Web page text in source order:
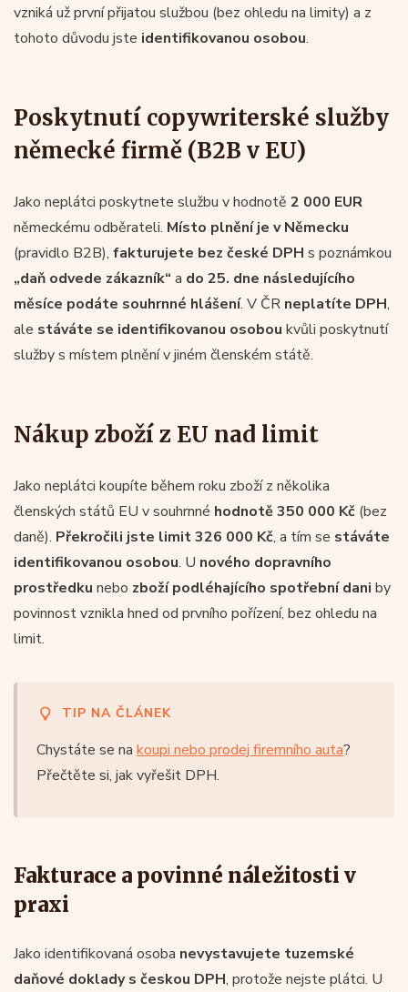
vzniká už první přijatou službou (bez ohledu na limity) a z
tohoto důvodu jste identifikovanou osobou.
Poskytnutí copywriterské služby
německé firmě (B2B v EU)
Jako neplátci poskytnete službu v hodnotě 2 000 EUR
německému odběrateli. Místo plnění je v Německu
(pravidlo B2B), fakturujete bez české DPH s poznámkou
„daň odvede zákazník“ a do 25. dne následujícího
měsíce podáte souhrnné hlášení. V ČR neplatíte DPH,
ale stáváte se identifikovanou osobou kvůli poskytnutí
služby s místem plnění v jiném členském státě.
Nákup zboží z EU nad limit
Jako neplátci koupíte během roku zboží z několika
členských států EU v souhrnné hodnotě 350 000 Kč (bez
daně). Překročili jste limit 326 000 Kč, a tím se stáváte
identifikovanou osobou. U nového dopravního
prostředku nebo zboží podléhajícího spotřební dani by
povinnost vznikla hned od prvního pořízení, bez ohledu na
limit.
TIP NA ČLÁNEK
Chystáte se na koupi nebo prodej firemního auta?
Přečtěte si, jak vyřešit DPH.
Fakturace a povinné náležitosti v
praxi
Jako identifikovaná osoba nevystavujete tuzemské
daňové doklady s českou DPH, protože nejste plátci. U